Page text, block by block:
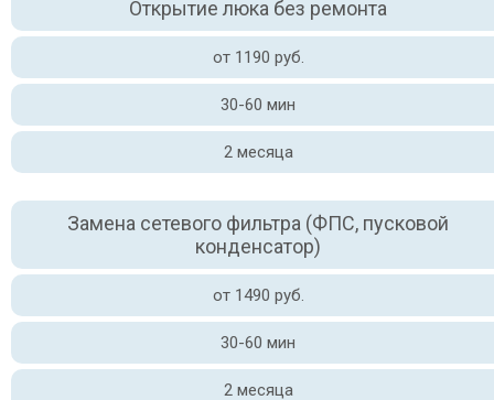
Открытие люка без ремонта
от 1190 руб.
30-60 мин
2 месяца
Замена сетевого фильтра (ФПС, пусковой
конденсатор)
от 1490 руб.
30-60 мин
2 месяца